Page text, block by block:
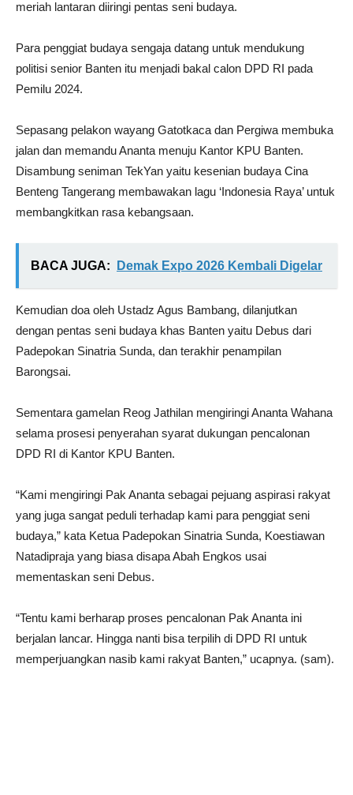
meriah lantaran diiringi pentas seni budaya.
Para penggiat budaya sengaja datang untuk mendukung
politisi senior Banten itu menjadi bakal calon DPD RI pada
Pemilu 2024.
Sepasang pelakon wayang Gatotkaca dan Pergiwa membuka
jalan dan memandu Ananta menuju Kantor KPU Banten.
Disambung seniman TekYan yaitu kesenian budaya Cina
Benteng Tangerang membawakan lagu ‘Indonesia Raya’ untuk
membangkitkan rasa kebangsaan.
BACA JUGA: Demak Expo 2026 Kembali Digelar
Kemudian doa oleh Ustadz Agus Bambang, dilanjutkan
dengan pentas seni budaya khas Banten yaitu Debus dari
Padepokan Sinatria Sunda, dan terakhir penampilan
Barongsai.
Sementara gamelan Reog Jathilan mengiringi Ananta Wahana
selama prosesi penyerahan syarat dukungan pencalonan
DPD RI di Kantor KPU Banten.
“Kami mengiringi Pak Ananta sebagai pejuang aspirasi rakyat
yang juga sangat peduli terhadap kami para penggiat seni
budaya,” kata Ketua Padepokan Sinatria Sunda, Koestiawan
Natadipraja yang biasa disapa Abah Engkos usai
mementaskan seni Debus.
“Tentu kami berharap proses pencalonan Pak Ananta ini
berjalan lancar. Hingga nanti bisa terpilih di DPD RI untuk
memperjuangkan nasib kami rakyat Banten,” ucapnya. (sam).